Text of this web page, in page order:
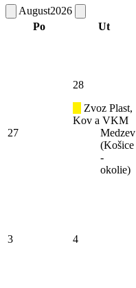
August2026
Po
Ut
27
28
Zvoz Plast,
Kov a VKM
Medzev
(Košice
-
okolie)
3 4